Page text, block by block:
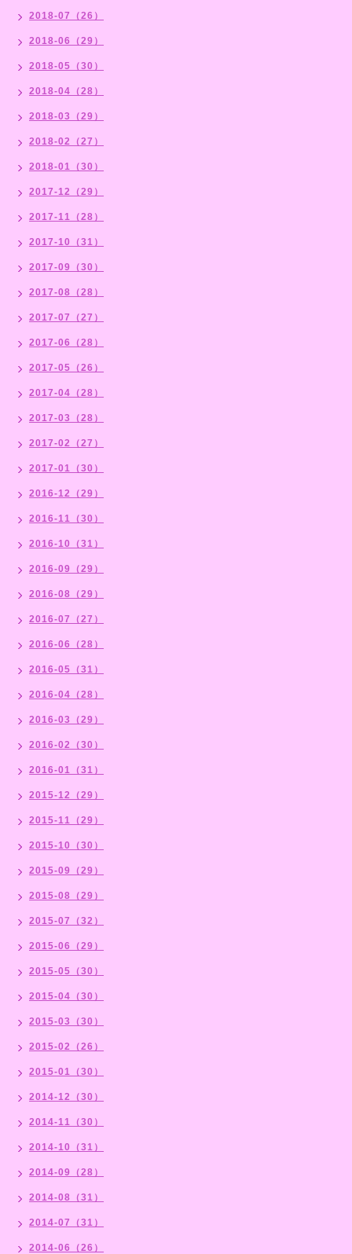
2018-07（26）
2018-06（29）
2018-05（30）
2018-04（28）
2018-03（29）
2018-02（27）
2018-01（30）
2017-12（29）
2017-11（28）
2017-10（31）
2017-09（30）
2017-08（28）
2017-07（27）
2017-06（28）
2017-05（26）
2017-04（28）
2017-03（28）
2017-02（27）
2017-01（30）
2016-12（29）
2016-11（30）
2016-10（31）
2016-09（29）
2016-08（29）
2016-07（27）
2016-06（28）
2016-05（31）
2016-04（28）
2016-03（29）
2016-02（30）
2016-01（31）
2015-12（29）
2015-11（29）
2015-10（30）
2015-09（29）
2015-08（29）
2015-07（32）
2015-06（29）
2015-05（30）
2015-04（30）
2015-03（30）
2015-02（26）
2015-01（30）
2014-12（30）
2014-11（30）
2014-10（31）
2014-09（28）
2014-08（31）
2014-07（31）
2014-06（26）